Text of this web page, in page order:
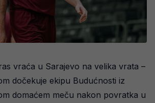
vraća u Sarajevo na velika vrata –
dočekuje ekipu Budućnosti iz
domaćem meču nakon povratka u